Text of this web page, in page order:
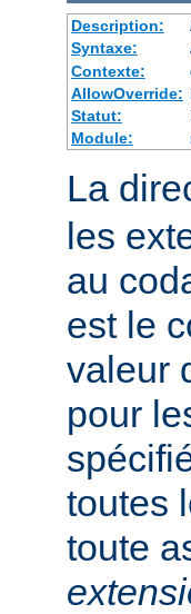
Description:
Syntaxe:
Contexte:
AllowOverride:
Statut:
Module:
La
les
au
est le
valeur
pour
toutes
toute